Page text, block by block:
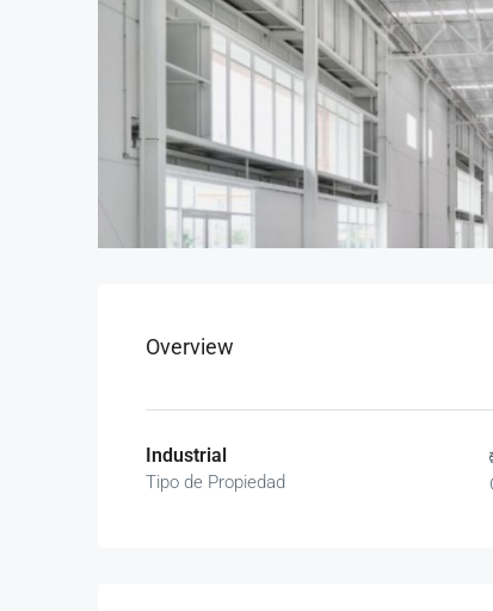
Overview
Industrial
Tipo de Propiedad